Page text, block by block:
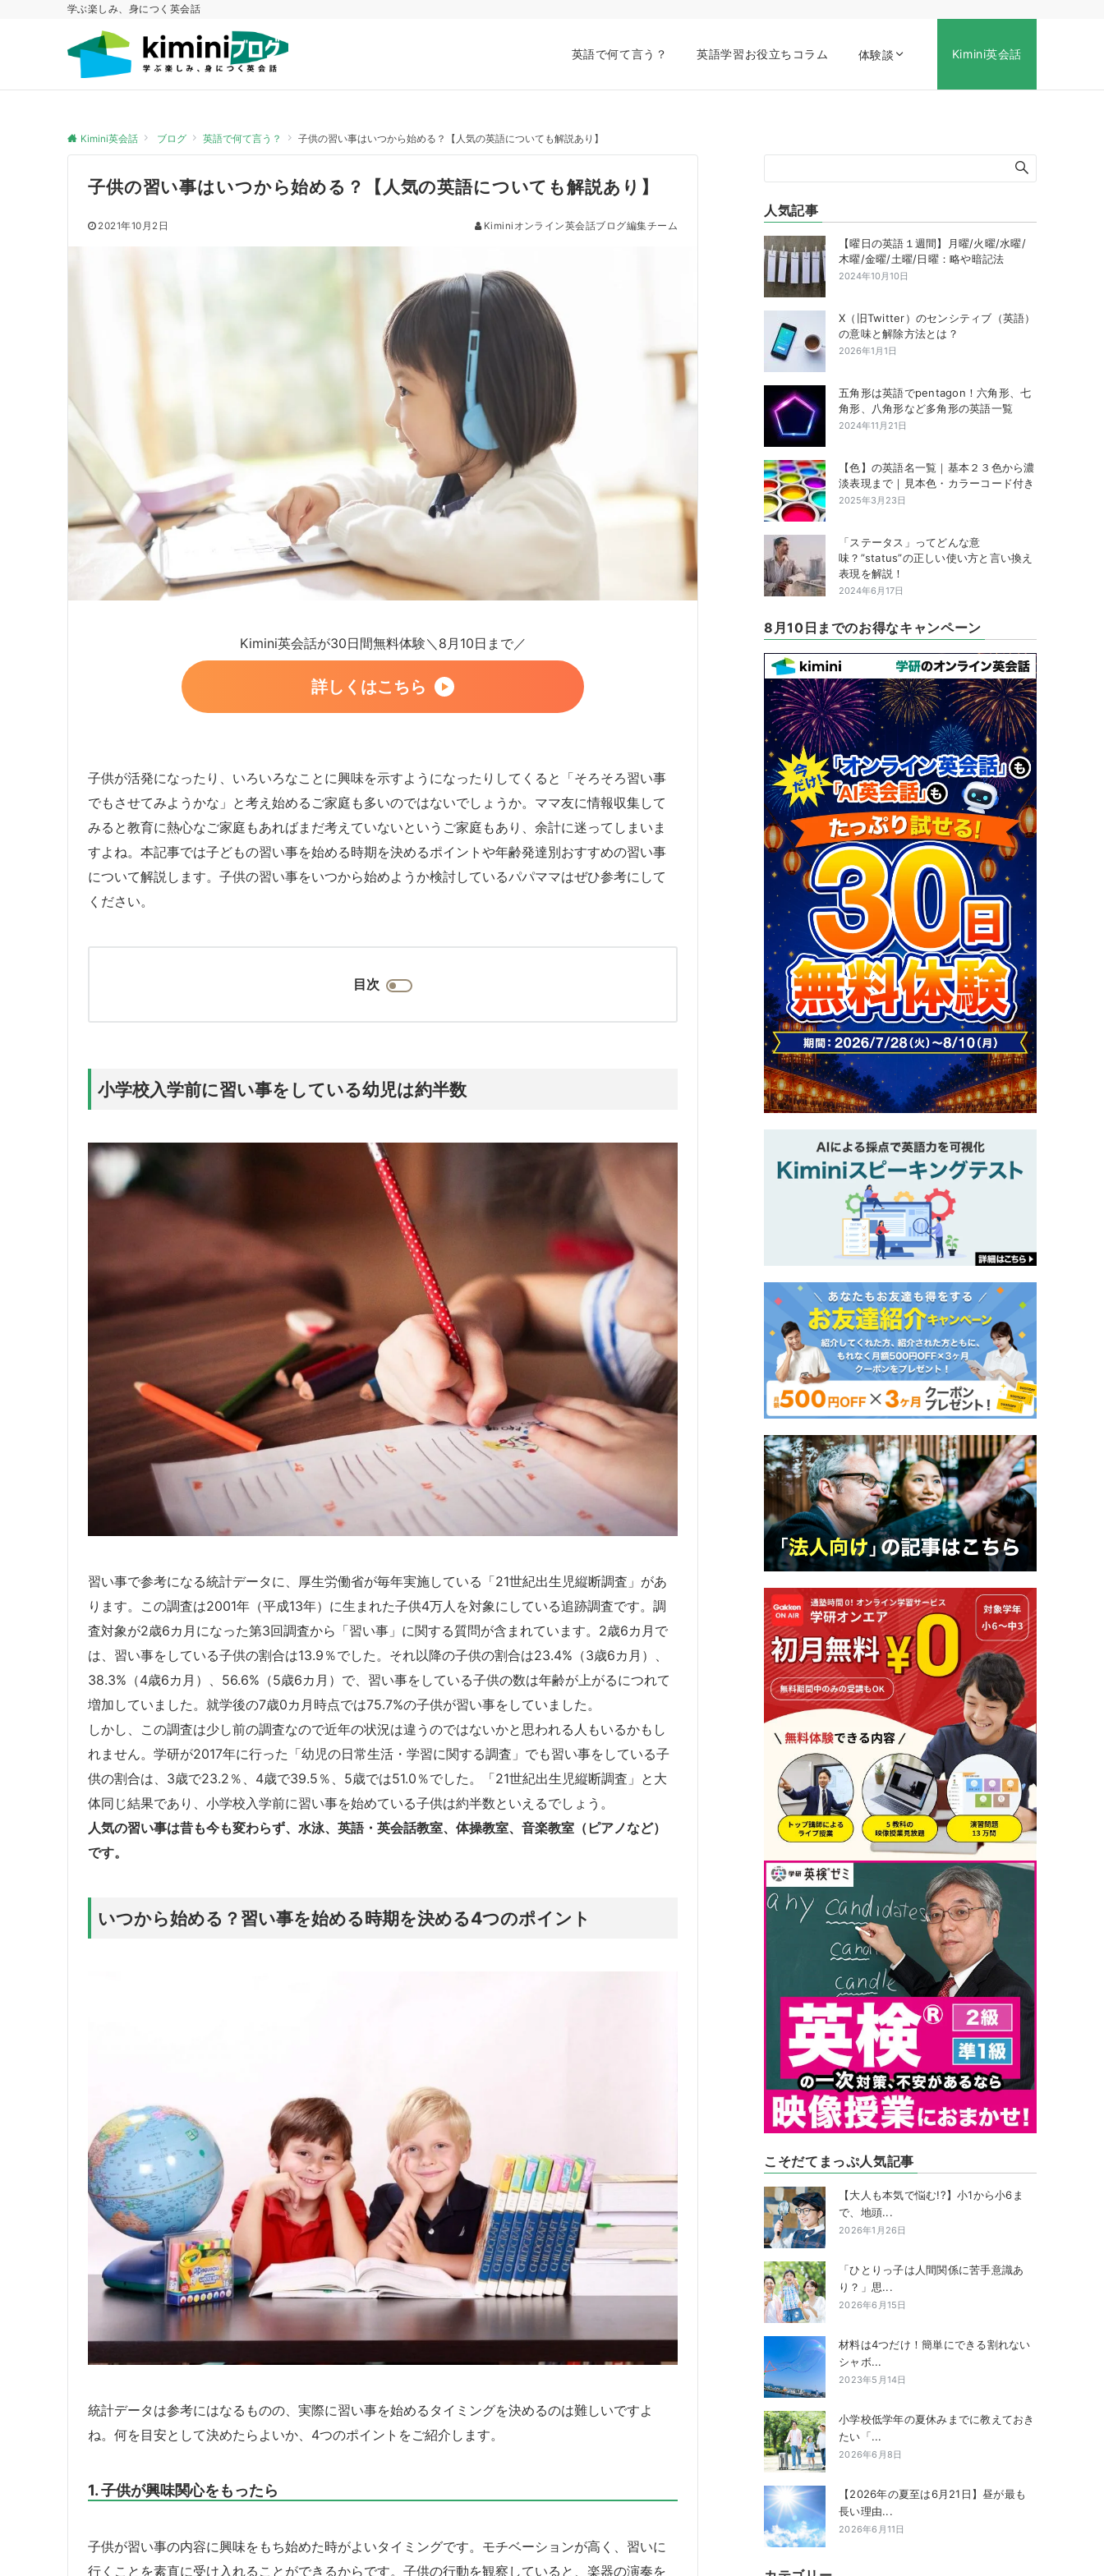
学ぶ楽しみ、身につく英会話
英語で何て言う？ 英語学習お役立ちコラム 体験談 Kimini英会話
Kimini英会話 ブログ 英語で何て言う？ 子供の習い事はいつから始める？【人気の英語についても解説あり】
子供の習い事はいつから始める？【人気の英語についても解説あり】
2021年10月2日 Kiminiオンライン英会話ブログ編集チーム
Kimini英会話が30日間無料体験＼8月10日まで／
詳しくはこちら
子供が活発になったり、いろいろなことに興味を示すようになったりしてくると「そろそろ習い事
でもさせてみようかな」と考え始めるご家庭も多いのではないでしょうか。ママ友に情報収集して
みると教育に熱心なご家庭もあればまだ考えていないというご家庭もあり、余計に迷ってしまいま
すよね。本記事では子どもの習い事を始める時期を決めるポイントや年齢発達別おすすめの習い事
について解説します。子供の習い事をいつから始めようか検討しているパパママはぜひ参考にして
ください。
目次
小学校入学前に習い事をしている幼児は約半数
習い事で参考になる統計データに、厚生労働省が毎年実施している「21世紀出生児縦断調査」があ
ります。この調査は2001年（平成13年）に生まれた子供4万人を対象にしている追跡調査です。調
査対象が2歳6カ月になった第3回調査から「習い事」に関する質問が含まれています。2歳6カ月で
は、習い事をしている子供の割合は13.9％でした。それ以降の子供の割合は23.4%（3歳6カ月）、
38.3%（4歳6カ月）、56.6%（5歳6カ月）で、習い事をしている子供の数は年齢が上がるにつれて
増加していました。就学後の7歳0カ月時点では75.7%の子供が習い事をしていました。
しかし、この調査は少し前の調査なので近年の状況は違うのではないかと思われる人もいるかもし
れません。学研が2017年に行った「幼児の日常生活・学習に関する調査」でも習い事をしている子
供の割合は、3歳で23.2％、4歳で39.5％、5歳では51.0％でした。「21世紀出生児縦断調査」と大
体同じ結果であり、小学校入学前に習い事を始めている子供は約半数といえるでしょう。
人気の習い事は昔も今も変わらず、水泳、英語・英会話教室、体操教室、音楽教室（ピアノなど）
です。
いつから始める？習い事を始める時期を決める4つのポイント
統計データは参考にはなるものの、実際に習い事を始めるタイミングを決めるのは難しいですよ
ね。何を目安として決めたらよいか、4つのポイントをご紹介します。
1. 子供が興味関心をもったら
子供が習い事の内容に興味をもち始めた時がよいタイミングです。モチベーションが高く、習いに
行くことを素直に受け入れることができるからです。子供の行動を観察していると、楽器の演奏を
人気記事
【曜日の英語１週間】月曜/火曜/水曜/
木曜/金曜/土曜/日曜：略や暗記法
2024年10月10日
X（旧Twitter）のセンシティブ（英語）
の意味と解除方法とは？
2026年1月1日
五角形は英語でpentagon！六角形、七
角形、八角形など多角形の英語一覧
2024年11月21日
【色】の英語名一覧｜基本２３色から濃
淡表現まで｜見本色・カラーコード付き
2025年3月23日
「ステータス」ってどんな意
味？”status”の正しい使い方と言い換え
表現を解説！
2024年6月17日
8月10日までのお得なキャンペーン
こそだてまっぷ人気記事
【大人も本気で悩む!?】小1から小6ま
で、地頭...
2026年1月26日
「ひとりっ子は人間関係に苦手意識あ
り？」思...
2026年6月15日
材料は4つだけ！簡単にできる割れない
シャボ...
2023年5月14日
小学校低学年の夏休みまでに教えておき
たい「...
2026年6月8日
【2026年の夏至は6月21日】昼が最も
長い理由...
2026年6月11日